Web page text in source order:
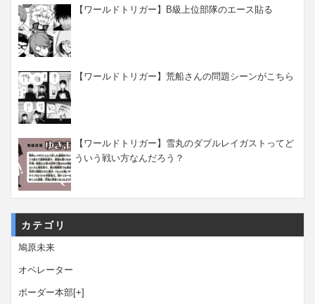
【ワールドトリガー】B級上位部隊のエース貼る
【ワールドトリガー】荒船さんの問題シーンがこちら
【ワールドトリガー】雪丸のダブルレイガストってど
ういう戦い方なんだろう？
カテゴリ
鳩原未来
オペレーター
ボーダー本部[+]